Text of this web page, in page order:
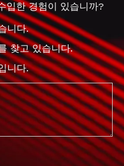
입한 경험이 있습니까?
니다.
찾고 있습니다.
니다.